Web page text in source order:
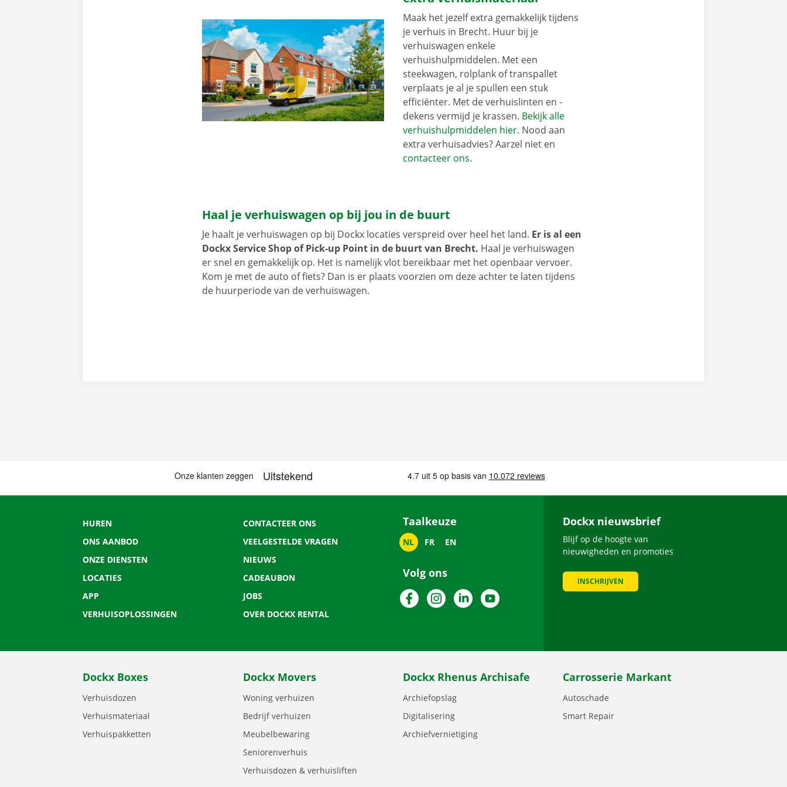
Maak het jezelf extra gemakkelijk tijdens
je verhuis in Brecht. Huur bij je
verhuiswagen enkele
verhuishulpmiddelen. Met een
steekwagen, rolplank of transpallet
verplaats je al je spullen een stuk
efficiënter. Met de verhuislinten en -
dekens vermijd je krassen. Bekijk alle
verhuishulpmiddelen hier. Nood aan
extra verhuisadvies? Aarzel niet en
contacteer ons.
Haal je verhuiswagen op bij jou in de buurt
Je haalt je verhuiswagen op bij Dockx locaties verspreid over heel het land. Er is al een
Dockx Service Shop of Pick-up Point in de buurt van Brecht. Haal je verhuiswagen
er snel en gemakkelijk op. Het is namelijk vlot bereikbaar met het openbaar vervoer.
Kom je met de auto of fiets? Dan is er plaats voorzien om deze achter te laten tijdens
de huurperiode van de verhuiswagen.
HUREN
ONS AANBOD
ONZE DIENSTEN
LOCATIES
APP
VERHUISOPLOSSINGEN
CONTACTEER ONS
VEELGESTELDE VRAGEN
NIEUWS
CADEAUBON
JOBS
OVER DOCKX RENTAL
Taalkeuze
NL FR EN
Volg ons
FacebookInstagramLinkedInYouTube
Dockx nieuwsbrief
Blijf op de hoogte van
nieuwigheden en promoties
INSCHRIJVEN
Dockx Boxes
Verhuisdozen
Verhuismateriaal
Verhuispakketten
Dockx Movers
Woning verhuizen
Bedrijf verhuizen
Meubelbewaring
Seniorenverhuis
Verhuisdozen & verhuisliften
Dockx Rhenus Archisafe
Archiefopslag
Digitalisering
Archiefvernietiging
Carrosserie Markant
Autoschade
Smart Repair